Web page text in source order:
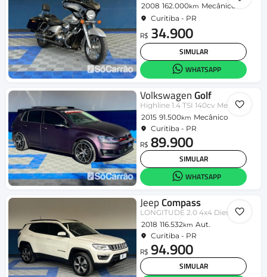
2008 162.000km Mecânico
Curitiba - PR
R$ 34.900
SIMULAR
WHATSAPP
VolkswagenGolf
Highline 1.4 TSI 140cv Mec.
2015 91.500km Mecânico
Curitiba - PR
R$ 89.900
SIMULAR
WHATSAPP
Jeep Compass
LONGITUDE 2.0 4x4 Dies. 16V Aut.
2018 116.532km Aut.
Curitiba - PR
R$ 94.900
SIMULAR